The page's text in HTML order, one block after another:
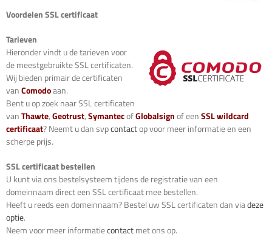
Voordelen SSL certificaat
Tarieven
Hieronder vindt u de tarieven voor
de meestgebruikte SSL certificaten.
Wij bieden primair de certificaten
vanComodoaan.
Bent u op zoek naar SSL certificaten
vanThawte,Geotrust,SymantecofGlobalsignof eenSSL wildcard
certificaat? Neemt u dan svpcontactop voor meer informatie en een
scherpe prijs.
SSL certificaat bestellen
U kunt via ons bestelsysteem tijdens de registratie van een
domeinnaam direct een SSL certificaat mee bestellen.
Heeft u reeds een domeinnaam? Bestel uw SSL certificaten dan viadeze
optie.
Neem voor meer informatiecontactmet ons op.